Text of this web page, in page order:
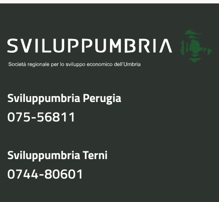
Sviluppumbria Perugia
075-56811
Sviluppumbria Terni
0744-80601